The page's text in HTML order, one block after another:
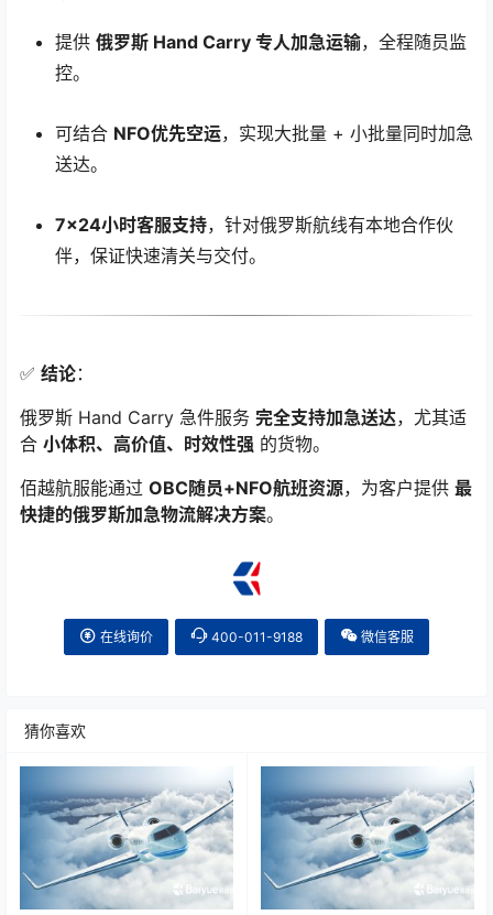
提供 俄罗斯 Hand Carry 专人加急运输，全程随员监
控。
可结合 NFO优先空运，实现大批量 + 小批量同时加急
送达。
7×24小时客服支持，针对俄罗斯航线有本地合作伙
伴，保证快速清关与交付。
✅ 结论：
俄罗斯 Hand Carry 急件服务 完全支持加急送达，尤其适
合 小体积、高价值、时效性强 的货物。
佰越航服能通过 OBC随员+NFO航班资源，为客户提供 最
快捷的俄罗斯加急物流解决方案。
在线询价 400-011-9188 微信客服
猜你喜欢